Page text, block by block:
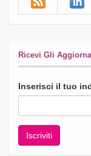
Ricevi Gli
Inserisci il tuo